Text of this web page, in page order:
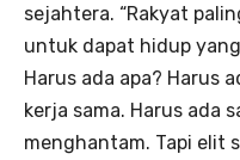
sejahtera. “Rakyat
untuk dapat hidup
Harus ada apa? Harus
kerja sama. Harus ada
menghantam. Tapi elit